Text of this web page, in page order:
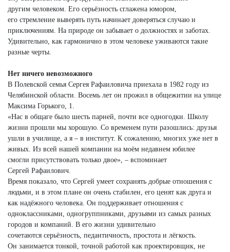
другим человеком. Его серьёзность сглажена юмором,
его стремление выверять путь начинает доверяться случаю и
приключениям. На природе он забывает о должностях и заботах.
Удивительно, как гармонично в этом человеке уживаются такие
разные черты.
Нет ничего невозможного
В Полевской семья Сергея Рафаиловича приехала в 1982 году из
Челябинской области. Восемь лет он прожил в общежитии на улице
Максима Горького, 1.
«Нас в общаге было шесть парней, почти все одногодки. Школу
жизни прошли мы хорошую. Со временем пути разошлись: друзья
ушли в училище, а я – в институт. К сожалению, многих уже нет в
живых. Из всей нашей компании на моём недавнем юбилее
смогли присутствовать только двое», – вспоминает
Сергей Рафаилович.
Время показало, что Сергей умеет сохранять добрые отношения с
людьми, и в этом плане он очень стабилен, его ценят как друга и
как надёжного человека. Он поддерживает отношения с
одноклассниками, одногруппниками, друзьями из самых разных
городов и компаний. В его жизни удивительно
сочетаются серьёзность, педантичность, простота и лёгкость.
Он занимается тонкой, точной работой как проектировщик, не